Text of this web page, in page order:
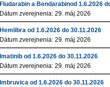
Fludarabin a Bendarabinod 1.6.2026
Dátum zverejnenia: 29. máj 2026
Hemlibra od 1.6.2026 do 30.11.2026
Dátum zverejnenia: 29. máj 2026
Imatinib od 1.6.2026 do 30.11.2026
Dátum zverejnenia: 29. máj 2026
Imbruvica od 1.6.2026 do 30.11.2026